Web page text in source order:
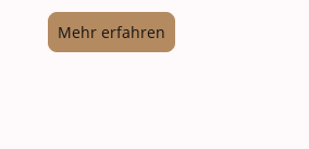
Mehr erfahren